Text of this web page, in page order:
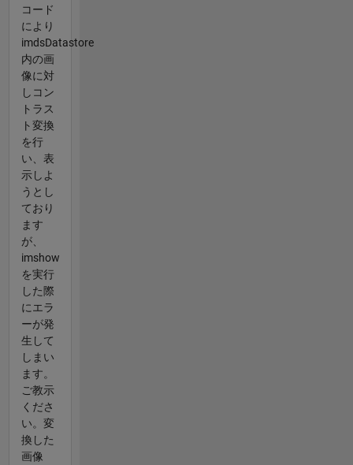
コード
により
imdsDatastore
内の画
像に対
しコン
トラス
ト変換
を行
い、表
示しよ
うとし
ており
ます
が、
imshow
を実行
した際
にエラ
ーが発
生して
しまい
ます。
ご教示
くださ
い。変
換した
画像